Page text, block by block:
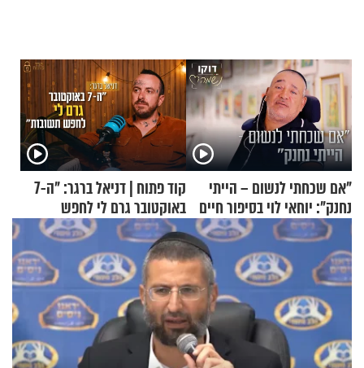
"אם שכחתי לנשום – הייתי
נחנק": יוחאי לוי בסיפור חיים
מעורר השראה
קוד פתוח | דניאל ברגר: "ה-7
באוקטובר גרם לי לחפש
תשובות"